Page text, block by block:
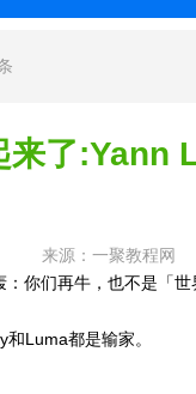
了:Yann
来源：一聚教程网
你们再牛，也不是「世
Luma都是输家。